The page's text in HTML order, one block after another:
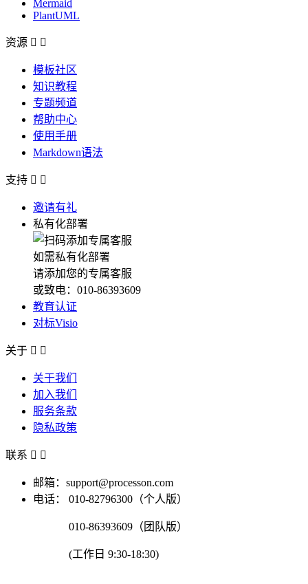
Mermaid
PlantUML
资源  
模板社区
知识教程
专题频道
帮助中心
使用手册
Markdown语法
支持  
邀请有礼
私有化部署
如需私有化部署
请添加您的专属客服
或致电：010-86393609
教育认证
对标Visio
关于  
关于我们
加入我们
服务条款
隐私政策
联系  
邮箱：support@processon.com
电话：
010-82796300（个人版）
010-86393609（团队版）
(工作日 9:30-18:30)